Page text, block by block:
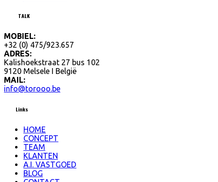
TALK
MOBIEL:
+32 (0) 475/923.657
ADRES:
Kalishoekstraat 27 bus 102
9120 Melsele I België
MAIL:
info@torooo.be
Links
HOME
CONCEPT
TEAM
KLANTEN
A.I. VASTGOED
BLOG